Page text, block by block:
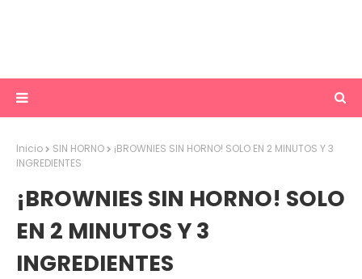
Inicio SIN HORNO
¡BROWNIES SIN HORNO! SOLO EN 2 MINUTOS Y 3
INGREDIENTES
¡BROWNIES SIN HORNO! SOLO
EN 2 MINUTOS Y 3
INGREDIENTES